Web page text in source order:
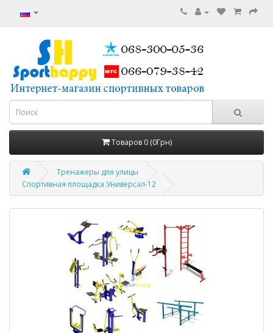
Товаров 0 (0Грн)
Тренажеры для улицы
Спортивная площадка Универсал-12